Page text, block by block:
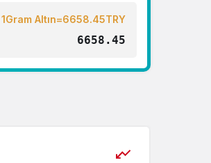
1Gram Altın=6658.45TRY
6658.45